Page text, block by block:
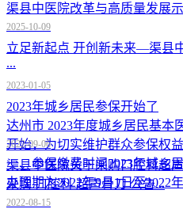
渠县中医院改革与高质量发展
2025-10-09
立足新起点 开创新未来—渠县
...
2023-01-05
2023年城乡居民参保开始了
达州市 2023年度城乡居民基本
开始，为切实维护群众参保权
一、参保缴费时间2023年城乡
办理期为2022年9月1日至2022
2022-09-06
渠县中医院关于采购口腔科超
采购 口腔科 超声骨刀 公告...
2022-08-15